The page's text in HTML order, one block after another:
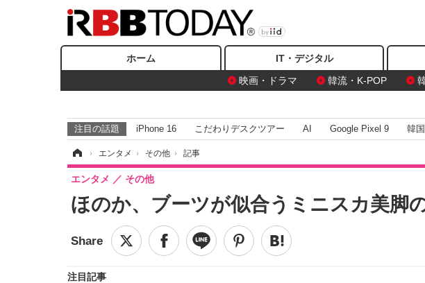
ホーム IT・デジタル
映画・ドラマ
韓流・K-POP
注目の話題 iPhone 16 こだわりデスクツアー AI Google Pixel 9 韓
› エンタメ › その他 › 記事
ほのか、ブーツが似合うミニスカ美脚
エンタメ その他
注目記事